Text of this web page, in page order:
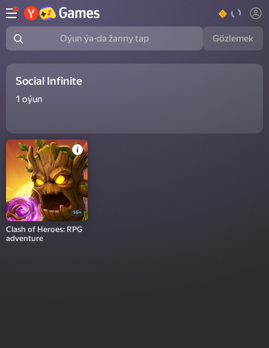
Oýun ýa-da žanny tap Gözlemek
Social Infinite
1 oýun
16+
Clash of Heroes: RPG
adventure